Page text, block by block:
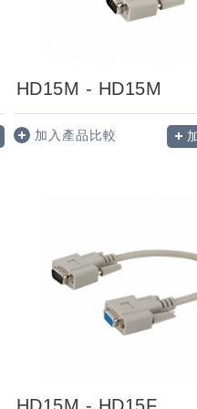
HD15M - HD15M
加入產品比較